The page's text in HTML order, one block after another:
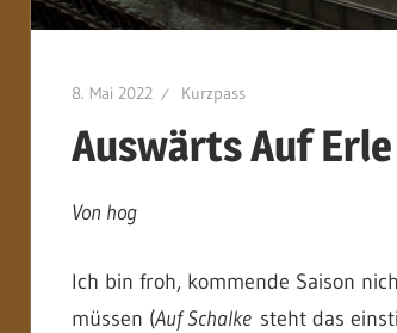
8. Mai 2022 Kurzpass
Auswärts Auf Erle
Von hog
Ich bin froh, kommende Saison
müssen (Auf Schalkesteht das